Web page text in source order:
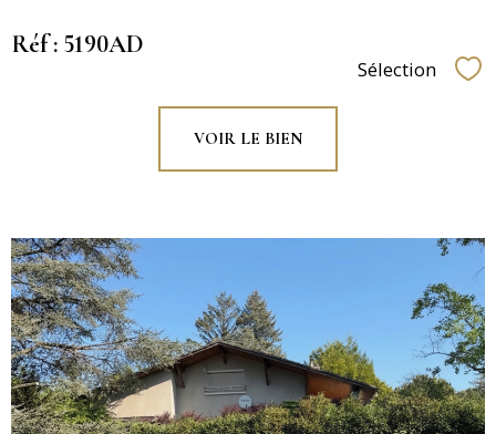
Réf : 5190AD
Sélection
VOIR LE BIEN